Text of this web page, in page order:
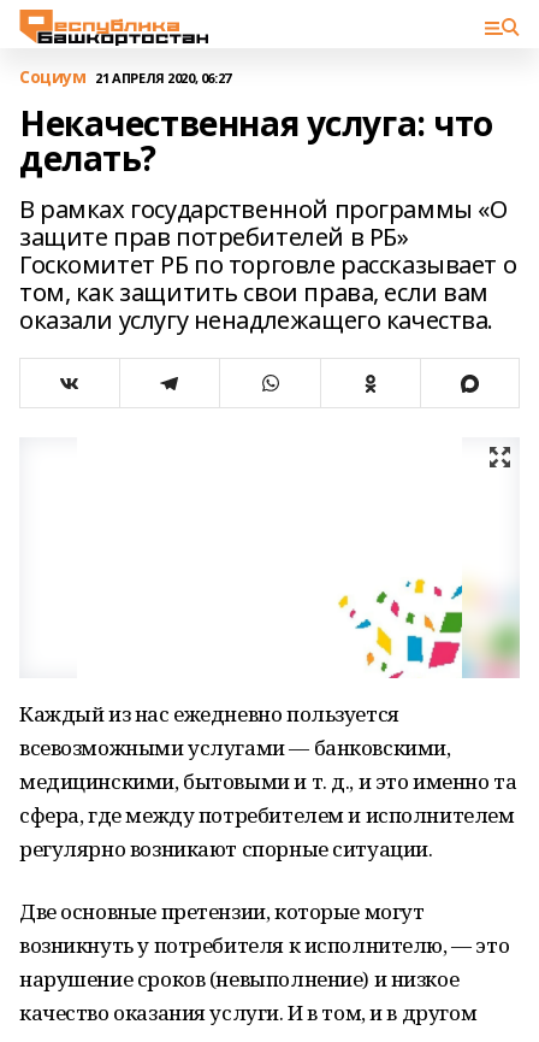
Cоциум 21 АПРЕЛЯ 2020, 06:27
Некачественная услуга: что
делать?
В рамках государственной программы «О
защите прав потребителей в РБ»
Госкомитет РБ по торговле рассказывает о
том, как защитить свои права, если вам
оказали услугу ненадлежащего качества.
Каждый из нас ежедневно пользуется
всевозможными услугами — банковскими,
медицинскими, бытовыми и т. д., и это именно та
сфера, где между потребителем и исполнителем
регулярно возникают спорные ситуации.
Две основные претензии, которые могут
возникнуть у потребителя к исполнителю, — это
нарушение сроков (невыполнение) и низкое
качество оказания услуги. И в том, и в другом